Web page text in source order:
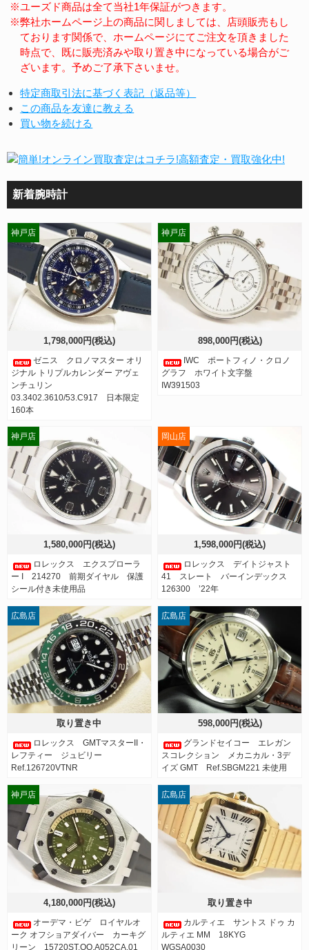
※ユーズド商品は全て当社1年保証がつきます。
※弊社ホームページ上の商品に関しましては、店頭販売もし
ております関係で、ホームページにてご注文を頂きました
時点で、既に販売済みや取り置き中になっている場合がご
ざいます。予めご了承下さいませ。
特定商取引法に基づく表記（返品等）
この商品を友達に教える
買い物を続ける
新着腕時計
1,798,000円(税込)
ゼニス クロノマスター オリ
ジナル トリプルカレンダー アヴェ
ンチュリン
03.3402.3610/53.C917 日本限定
160本
神戸店
898,000円(税込)
IWC ポートフィノ・クロノ
グラフ ホワイト文字盤
IW391503
神戸店
1,580,000円(税込)
ロレックス エクスプローラ
ー I 214270 前期ダイヤル 保護
シール付き未使用品
神戸店
1,598,000円(税込)
ロレックス デイトジャスト
41 スレート バーインデックス
126300 ’22年
岡山店
取り置き中
ロレックス GMTマスターII・
レフティー ジュビリー
Ref.126720VTNR
広島店
598,000円(税込)
グランドセイコー エレガン
スコレクション メカニカル・3デ
イズ GMT Ref.SBGM221 未使用
広島店
4,180,000円(税込)
オーデマ・ピゲ ロイヤルオ
ーク オフショアダイバー カーキグ
リーン 15720ST.OO.A052CA.01
神戸店
取り置き中
カルティエ サントス ドゥ カ
ルティエ MM 18KYG
WGSA0030
広島店